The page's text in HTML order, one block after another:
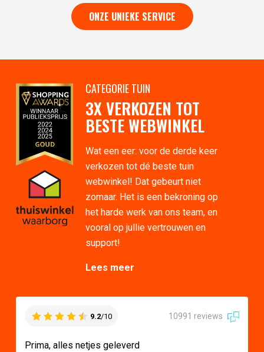
ONZE UNIEKE SERVICE
CATEGORIE TUIN
3X VERKOZEN TOT
BESTE WEBWINKEL
Wat een eer: voor de derde keer
verkozen tot dé beste tuin
webwinkel! Dat gebeurt niet
zomaar. Het is een bekroning op
het harde werk van ons team, en
vooral op jullie vertrouwen en
support!
Lees meer
9.2/10 10991 reviews
Prima, alles netjes geleverd